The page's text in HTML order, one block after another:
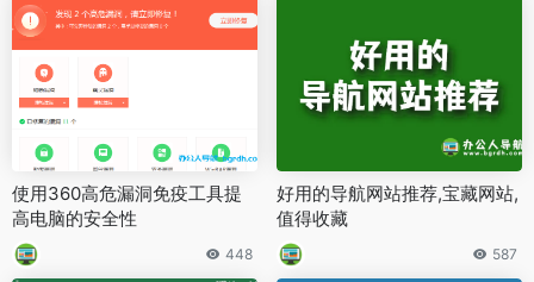
使用360高危漏洞免疫工具提
高电脑的安全性
448
好用的导航网站推荐,宝藏网站,
值得收藏
587